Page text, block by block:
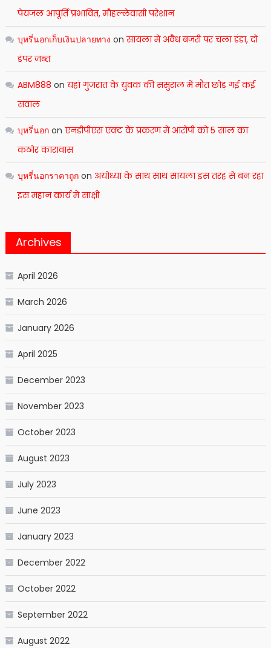
पेयजल आपूर्ति प्रभावित, मौहल्लेवासी परेशान
บุหรี่นอกเก็บเงินปลายทาง onसायला में अवैध बजरी पर चला डंडा, दो
डंपर जब्त
ABM888 on यहां गुजरात के युवक की ससुराल में मौत छोड़ गई कई
सवाल
บุหรี่นอกon एनडीपीएस एक्ट के प्रकरण में आरोपी को 5 साल का
कठोर कारावास
บุหรี่นอกราคาถูกon अयोध्या के साथ साथ सायला इस तरह से बन रहा
इस महान कार्य में साक्षी
Archives
April 2026
March 2026
January 2026
April 2025
December 2023
November 2023
October 2023
August 2023
July 2023
June 2023
January 2023
December 2022
October 2022
September 2022
August 2022